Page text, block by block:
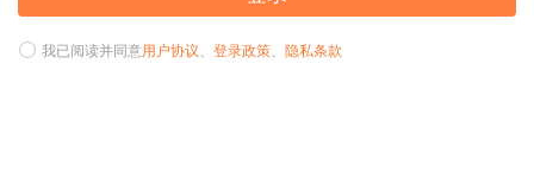
我已阅读并同意用户协议、 登录政策、 隐私条款